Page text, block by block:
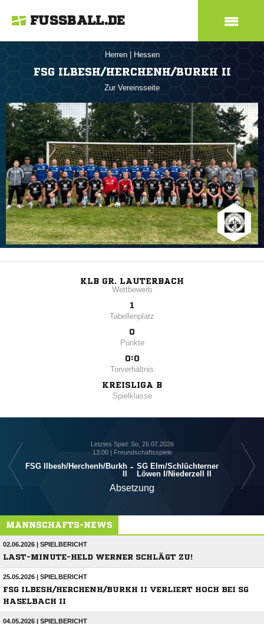
FUSSBALL.DE
Herren Hessen
FSG ILBESH/HERCHENH/BURKH II
Zur Vereinsseite
KLB GR. LAUTERBACH
Wettbewerb
1
Tabellenplatz
0
Punkte
0:0
Torverhältnis
KREISLIGA B
Spielklasse
Letztes Spiel: So, 26.07.2026
13:00 | Freundschaftsspiele
FSG Ilbesh/​Herchenh/​Burkh - SG Elm/​Schlüchterner
Löwen I/​Niederzell II
Absetzung
MANNSCHAFTS-NEWS
02.06.2026 | SPIELBERICHT
LAST-MINUTE-HELD WERNER SCHLÄGT ZU!
25.05.2026 | SPIELBERICHT
FSG ILBESH/HERCHENH/BURKH II VERLIERT HOCH BEI SG
HASELBACH II
04.05.2026 | SPIELBERICHT